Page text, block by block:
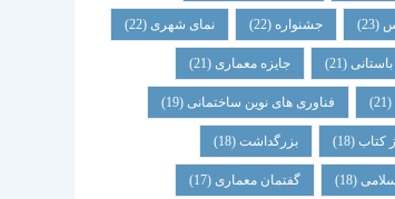
(23) جشنواره (22) نمای شهری(22)
(21) جایزه معماری(21)
(21) فناوری های نوین ساختمانی(19)
کتاب(18) بزرگداشت(18)
(18) گفتمان معماری(17)